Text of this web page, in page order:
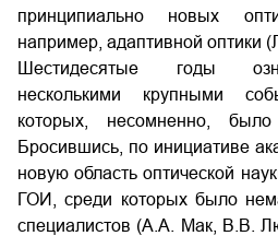
принципиально новых
например, адаптивной оптики
Шестидесятые годы
несколькими крупными
которых, несомненно, было
Бросившись, по инициативе
новую область оптической
ГОИ, среди которых было
специалистов (А.А. Мак, В.В.